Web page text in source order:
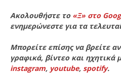
Ακολουθήστε το «Ξ» στο
ενημερώνεστε για τα
Μπορείτε επίσης να βρείτε
γραφικά, βίντεο και ηχητικά
instagram, youtube, spotify.